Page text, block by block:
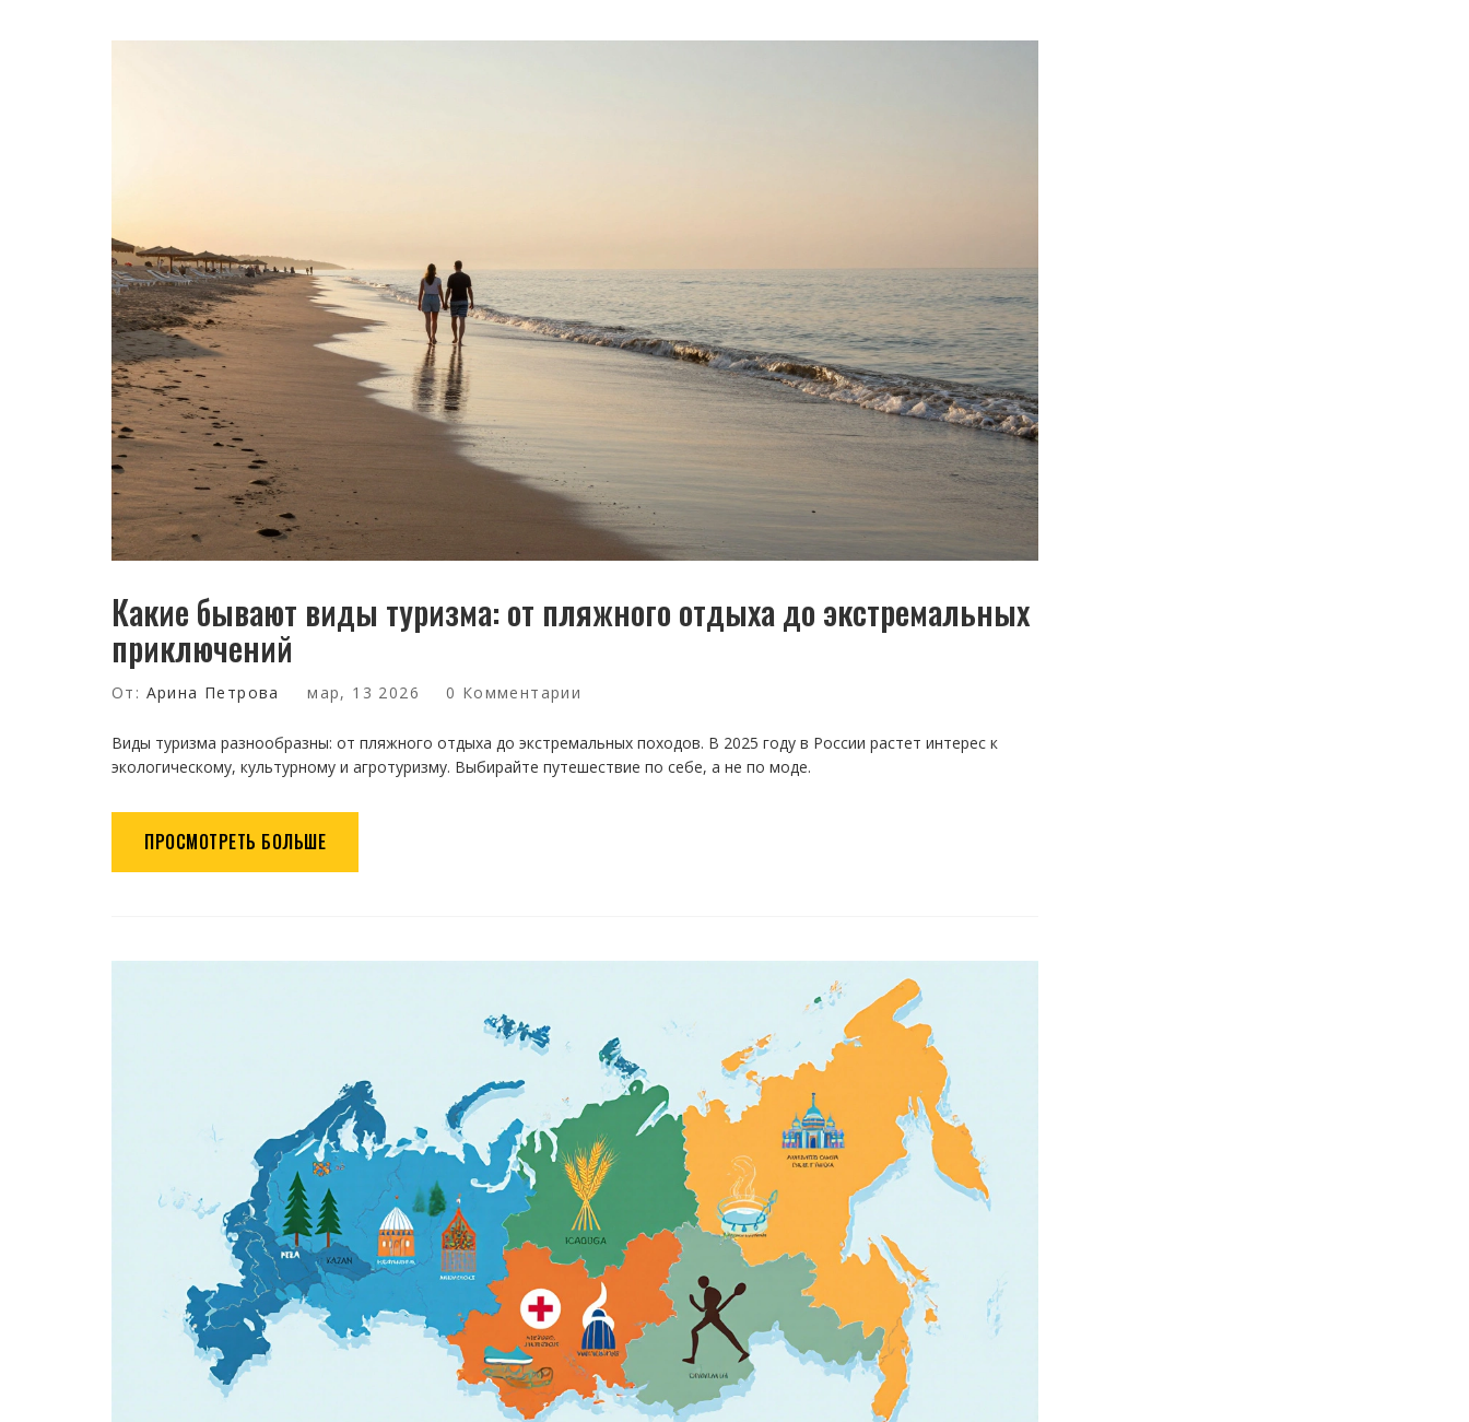
Какие бывают виды туризма: от пляжного отдыха до экстремальных
приключений
От: Арина Петрова мар, 13 2026 0 Комментарии
Виды туризма разнообразны: от пляжного отдыха до экстремальных походов. В 2025 году в России растет интерес к
экологическому, культурному и агротуризму. Выбирайте путешествие по себе, а не по моде.
ПРОСМОТРЕТЬ БОЛЬШЕ